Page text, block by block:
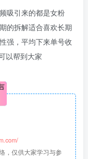
吸引来的都是女粉
的拆解适合喜欢长期
强，平均下来单号收
以帮到大家
，仅供大家学习与参